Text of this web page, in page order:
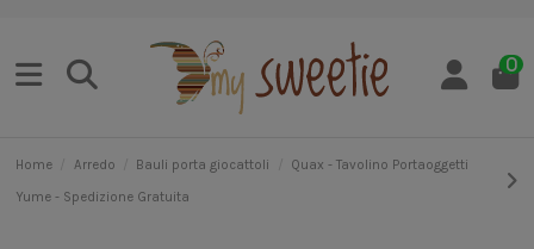
0
Home Arredo Bauli porta giocattoli Quax - Tavolino Portaoggetti
Yume - Spedizione Gratuita